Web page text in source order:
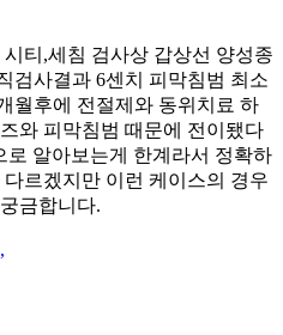
티,세침 검사상 갑상선 양성종
검사결과 6센치 피막침범 최소
월후에 전절제와 동위치료 하
와 피막침범 때문에 전이됐다
로 알아보는게 한계라서 정확하
르겠지만 이런 케이스의 경우
금합니다.